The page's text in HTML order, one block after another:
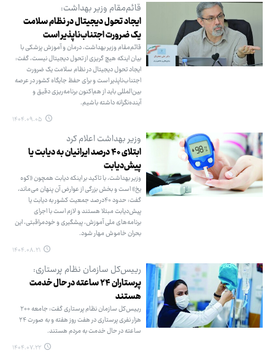
قائم‌مقام وزیر بهداشت:
ایجاد تحول دیجیتال در نظام سلامت
یک ضرورت اجتناب‌ناپذیر است
قائم‌مقام وزیر بهداشت، درمان و آموزش پزشکی با
بیان اینکه هیچ گریزی از تحول دیجیتال نیست، گفت:
ایجاد تحول دیجیتال در نظام سلامت یک ضرورت
اجتناب‌ناپذیر است و برای حفظ جایگاه کشور در عرصه
بین‌المللی باید از هم‌اکنون برنامه‌ریزی دقیق و
آینده‌نگرانه داشته باشیم.
۱۴۰۴.۰۹.۰۵
وزیر بهداشت اعلام کرد
ابتلای ۴۰ درصد ایرانیان به دیابت یا
پیش‌دیابت
وزیر بهداشت، با تاکید بر اینکه دیابت همچون «کوه
یخ» است و بخش بزرگی از عوارض آن پنهان می‌ماند،
گفت: حدود ۴۰درصد جمعیت کشور به دیابت یا
پیش‌دیابت مبتلا هستند و لازم است با اجرای
برنامه‌های ملی آموزش، پیشگیری و خودمراقبتی، این
بحران خاموش مهار شود.
۱۴۰۴.۰۸.۲۱
رییس‌کل سازمان نظام پرستاری:
پرستاران ۲۴ ساعته در حال خدمت
هستند
رییس‌کل سازمان نظام پرستاری گفت: جامعه ۲۰۰
هزار نفری پرستاری در هفت روز هفته و به‌ صورت ۲۴
ساعته در حال خدمت به مردم هستند.
۱۴۰۴.۰۷.۲۲